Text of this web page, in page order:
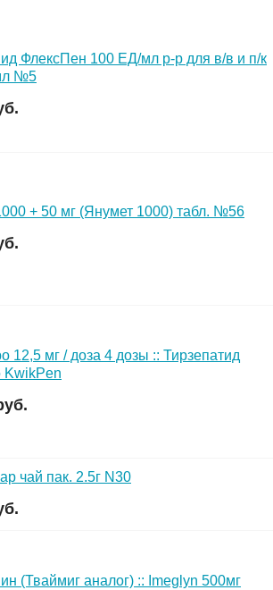
ФлексПен 100 ЕД/мл р-р для в/в и п/к
№5
+ 50 мг (Янумет 1000) табл. №56
12,5 мг / доза 4 дозы :: Тирзепатид
KwikPen
чай пак. 2.5г N30
(Тваймиг аналог) :: Imeglyn 500мг